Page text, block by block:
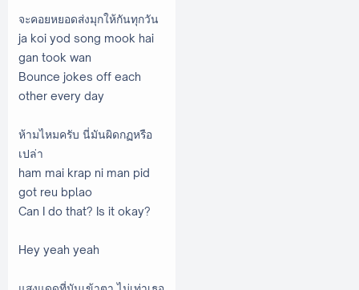
จะคอยหยอดส่งมุกให้กันทุกวัน
ja koi yod song mook hai
gan took wan
Bounce jokes off each
other every day
ห้ามไหมครับ นี่มันผิดกฏหรือ
เปล่า
ham mai krap ni man pid
got reu bplao
Can I do that? Is it okay?
Hey yeah yeah